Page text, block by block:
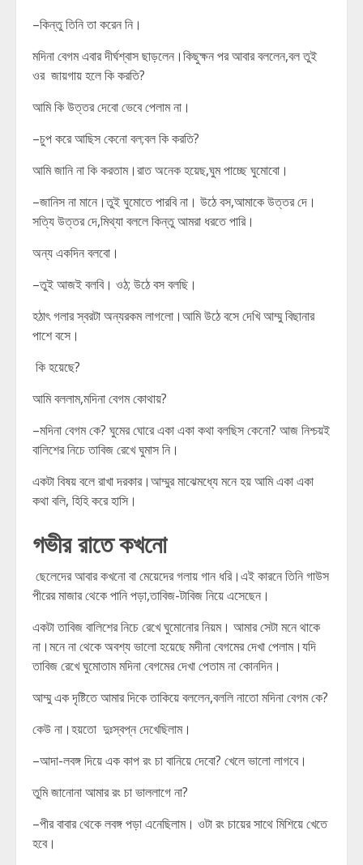
–কিন্তু তিনি তা করেন নি।
মদিনা বেগম এবার দীর্ঘশ্বাস ছাড়লেন।কিছুক্ষন পর আবার বললেন,বল তুই
ওর জায়গায় হলে কি করতি?
আমি কি উত্তর দেবো ভেবে পেলাম না।
–চুপ করে আছিস কেনো বল;বল কি করতি?
আমি জানি না কি করতাম।রাত অনেক হয়েছ,ঘুম পাচ্ছে ঘুমোবো।
–জানিস না মানে।তুই ঘুমোতে পারবি না। উঠে বস,আমাকে উত্তর দে।
সত্যি উত্তর দে,মিথ্যা বললে কিন্তু আমরা ধরতে পারি।
অন্য একদিন বলবো।
–তুই আজই বলবি। ওঠ; উঠে বস বলছি।
হঠাৎ গলার স্বরটা অন্যরকম লাগলো।আমি উঠে বসে দেখি আম্মু বিছানার
পাশে বসে।
কি হয়েছে?
আমি বললাম,মদিনা বেগম কোথায়?
–মদিনা বেগম কে? ঘুমের ঘোরে একা একা কথা বলছিস কেনো? আজ নিশ্চয়ই
বালিশের নিচে তাবিজ রেখে ঘুমাস নি।
একটা বিষয় বলে রাখা দরকার।আম্মুর মাঝেমধ্যে মনে হয় আমি একা একা
কথা বলি, হিহি করে হাসি।
গভীর রাতে কখনো
ছেলেদের আবার কখনো বা মেয়েদের গলায় গান ধরি।এই কারনে তিনি গাউস
পীরের মাজার থেকে পানি পড়া,তাবিজ-টাবিজ নিয়ে এসেছেন।
একটা তাবিজ বালিশের নিচে রেখে ঘুমোনোর নিয়ম। আমার সেটা মনে থাকে
না।মনে না থেকে অবশ্য ভালো হয়েছে মদীনা বেগমের দেখা পেলাম।যদি
তাবিজ রেখে ঘুমোতাম মদিনা বেগমের দেখা পেতাম না কোনদিন।
আম্মু এক দৃষ্টিতে আমার দিকে তাকিয়ে বললেন,বললি নাতো মদিনা বেগম কে?
কেউ না।হয়তো দুঃস্বপ্ন দেখেছিলাম।
–আদা-লবঙ্গ দিয়ে এক কাপ রং চা বানিয়ে দেবো? খেলে ভালো লাগবে।
তুমি জানোনা আমার রং চা ভাললাগে না?
–পীর বাবার থেকে লবঙ্গ পড়া এনেছিলাম। ওটা রং চায়ের সাথে মিশিয়ে খেতে
হবে।